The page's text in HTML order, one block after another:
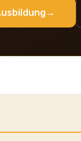
→